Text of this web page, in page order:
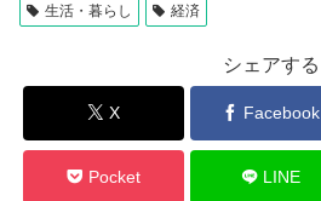
生活・暮らし
経済
シェアする
X Facebook
Pocket LINE